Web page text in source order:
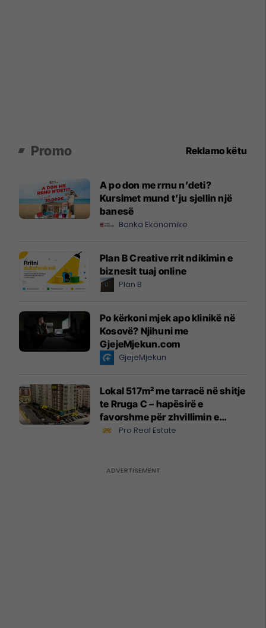
Promo Reklamo këtu
A po don me rrnu n’deti?
Kursimet mund t’ju sjellin një
banesë
Banka Ekonomike
Plan B Creative rrit ndikimin e
biznesit tuaj online
Plan B
Po kërkoni mjek apo klinikë në
Kosovë? Njihuni me
GjejeMjekun.com
GjejeMjekun
Lokal 517m² me tarracë në shitje
te Rruga C – hapësirë e
favorshme për zhvillimin e
biznesit #15796
Pro Real Estate